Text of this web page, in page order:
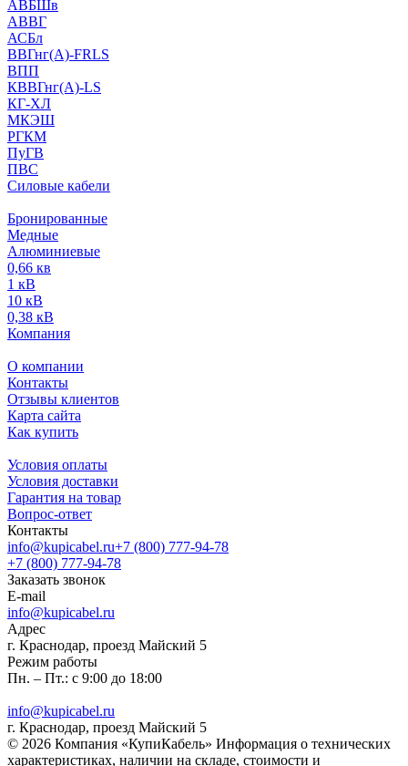
АВБШв
АВВГ
АСБл
ВВГнг(А)-FRLS
ВПП
КВВГнг(А)-LS
КГ-ХЛ
МКЭШ
РГКМ
ПуГВ
ПВС
Силовые кабели
Бронированные
Медные
Алюминиевые
0,66 кв
1 кВ
10 кВ
0,38 кВ
Компания
О компании
Контакты
Отзывы клиентов
Карта сайта
Как купить
Условия оплаты
Условия доставки
Гарантия на товар
Вопрос-ответ
Контакты
info@kupicabel.ru+7 (800) 777-94-78
+7 (800) 777-94-78
Заказать звонок
E-mail
info@kupicabel.ru
Адрес
г. Краснодар, проезд Майский 5
Режим работы
Пн. – Пт.: с 9:00 до 18:00
info@kupicabel.ru
г. Краснодар, проезд Майский 5
© 2026 Компания «КупиКабель» Информация о технических
характеристиках, наличии на складе, стоимости и